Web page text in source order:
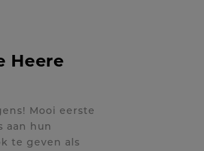
Heere
Mooi eerste
aan hun
te geven als